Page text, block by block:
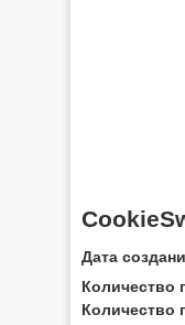
Дата
Количество
Количество